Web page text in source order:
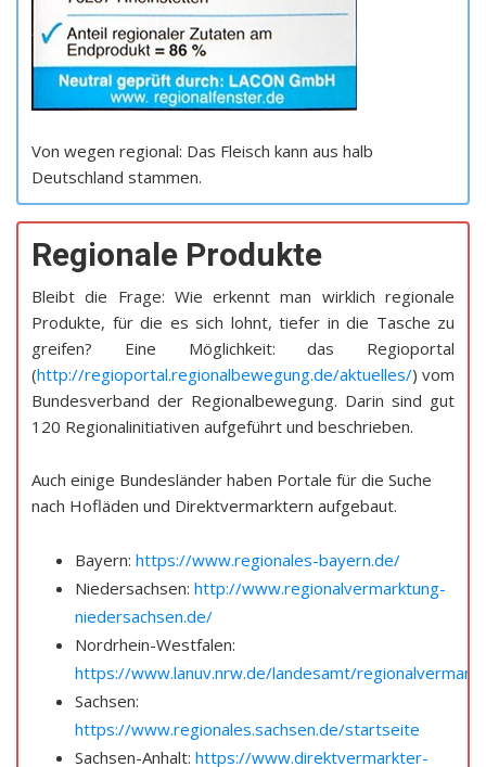
Von wegen regional: Das Fleisch kann aus halb
Deutschland stammen.
Regionale Produkte
Bleibt die Frage: Wie erkennt man wirklich regionale
Produkte, für die es sich lohnt, tiefer in die Tasche zu
greifen? Eine Möglichkeit: das Regioportal
(http://regioportal.regionalbewegung.de/aktuelles/) vom
Bundesverband der Regionalbewegung. Darin sind gut
120 Regionalinitiativen aufgeführt und beschrieben.
Auch einige Bundesländer haben Portale für die Suche
nach Hofläden und Direktvermarktern aufgebaut.
Bayern: https://www.regionales-bayern.de/
Niedersachsen: http://www.regionalvermarktung-
niedersachsen.de/
Nordrhein-Westfalen:
https://www.lanuv.nrw.de/landesamt/
Sachsen:
https://www.regionales.sachsen.de/startseite
Sachsen-Anhalt: https://www.direktvermarkter-